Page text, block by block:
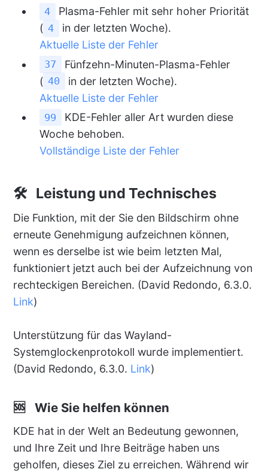
4
Plasma-Fehler mit sehr hoher Priorität
( 4
in der letzten Woche).
Aktuelle Liste der Fehler
37
Fünfzehn-Minuten-Plasma-Fehler
( 40
in der letzten Woche).
Aktuelle Liste der Fehler
99
KDE-Fehler aller Art wurden diese
Woche behoben.
Vollständige Liste der Fehler
🛠 Leistung und Technisches
Die Funktion, mit der Sie den Bildschirm ohne
erneute Genehmigung aufzeichnen können,
wenn es derselbe ist wie beim letzten Mal,
funktioniert jetzt auch bei der Aufzeichnung von
rechteckigen Bereichen. (David Redondo, 6.3.0.
Link)
Unterstützung für das Wayland-
Systemglockenprotokoll wurde implementiert.
(David Redondo, 6.3.0. Link)
🆘 Wie Sie helfen können
KDE hat in der Welt an Bedeutung gewonnen,
und Ihre Zeit und Ihre Beiträge haben uns
geholfen, dieses Ziel zu erreichen. Während wir